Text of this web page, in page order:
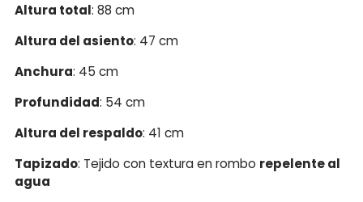
Altura total: 88 cm
Altura del asiento: 47 cm
Anchura: 45 cm
Profundidad: 54 cm
Altura del respaldo: 41 cm
Tapizado: Tejido con textura en rombo repelente al
agua